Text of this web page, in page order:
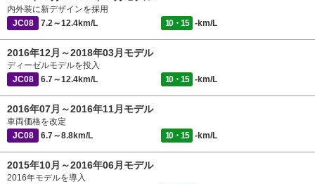
内外装に新デザインを採用
JC08
7.2～12.4km/L 10・15 -km/L
2016年12月～2018年03月モデル
ディーゼルモデルを投入
JC08
6.7～12.4km/L 10・15 -km/L
2016年07月～2016年11月モデル
車両価格を改定
JC08
6.7～8.8km/L 10・15 -km/L
2015年10月～2016年06月モデル
2016年モデルを導入